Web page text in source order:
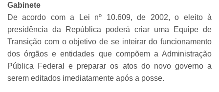
Gabinete
De acordo com a Lei nº 10.609, de 2002, o eleito à
presidência da República poderá criar uma Equipe de
Transição com o objetivo de se inteirar do funcionamento
dos órgãos e entidades que compõem a Administração
Pública Federal e preparar os atos do novo governo a
serem editados imediatamente após a posse.